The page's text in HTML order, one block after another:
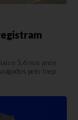
e 5,6 nos anos
pelo Inep